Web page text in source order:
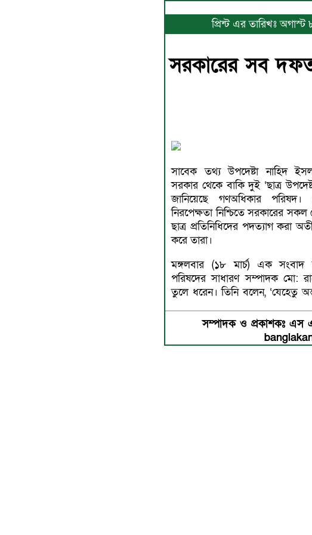
প্রিন্ট এর তারিখঃ
সরকারের সব
সাবেক তথ্য উপদেষ্টা নাহিদ
সরকার থেকে বাকি দুই ‘ছাত্র
জানিয়েছে গণঅধিকার পরিষদ।
নিরপেক্ষতা নিশ্চিতে সরকারের
ছাত্র প্রতিনিধিদের পদত্যাগ করা
করে তারা।
মঙ্গলবার (১৮ মার্চ) এক সংবাদ
পরিষদের সাধারণ সম্পাদক মো:
তুলে ধরেন। তিনি বলেন, ‘যেহেতু
সম্পাদক ও প্রকাশকঃ এস